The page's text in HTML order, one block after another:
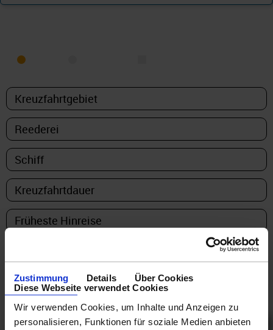
Zustimmung Details
Über Cookies
Diese Webseite verwendet Cookies
Wir verwenden Cookies, um Inhalte und Anzeigen zu
personalisieren, Funktionen für soziale Medien anbieten
Westliches Mittelmeer